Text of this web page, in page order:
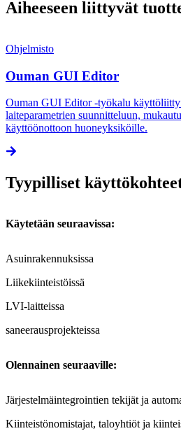
Aiheeseen liittyvät
Ohjelmisto
Ouman GUI Editor
Ouman GUI Editor -työkalu
laiteparametrien suunnitteluun,
käyttöönottoon huoneyksiköille.
Tyypilliset
Käytetään seuraavissa:
Asuinrakennuksissa
Liikekiinteistöissä
LVI-laitteissa
saneerausprojekteissa
Olennainen seuraaville:
Järjestelmäintegrointien tekijät ja
Kiinteistönomistajat, taloyhtiöt ja